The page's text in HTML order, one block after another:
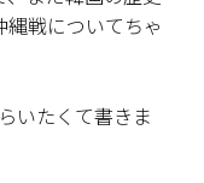
戦についてちゃ
いたくて書きま